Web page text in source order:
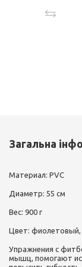
Загальна
Материал: PVC
Диаметр: 55 см
Вес: 900 г
Цвет: фиолетовый,
Упражнения с
мышц, помогают